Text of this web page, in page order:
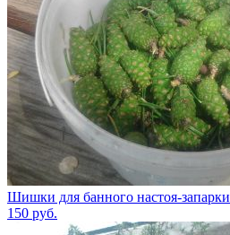
Шишки для банного настоя-запарки
150 руб.